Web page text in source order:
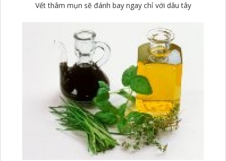
Vết thâm mụn sẽ đánh bay ngay chỉ với dâu tây